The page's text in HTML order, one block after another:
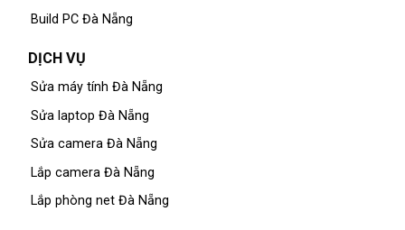
Build PC Đà Nẵng
DỊCH VỤ
Sửa máy tính Đà Nẵng
Sửa laptop Đà Nẵng
Sửa camera Đà Nẵng
Lắp camera Đà Nẵng
Lắp phòng net Đà Nẵng